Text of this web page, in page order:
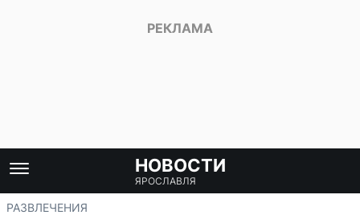
НОВОСТИ
ЯРОСЛАВЛЯ
РАЗВЛЕЧЕНИЯ